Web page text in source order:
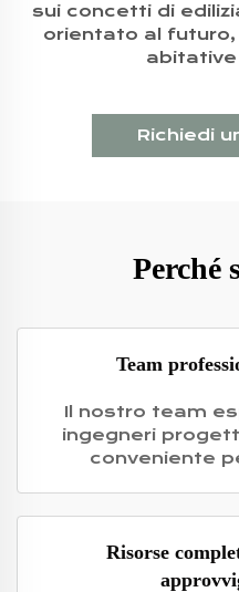
sui concetti di
orientato al
Richiedi
Perché
Team
Il nostro team
ingegneri
conveniente
Risorse